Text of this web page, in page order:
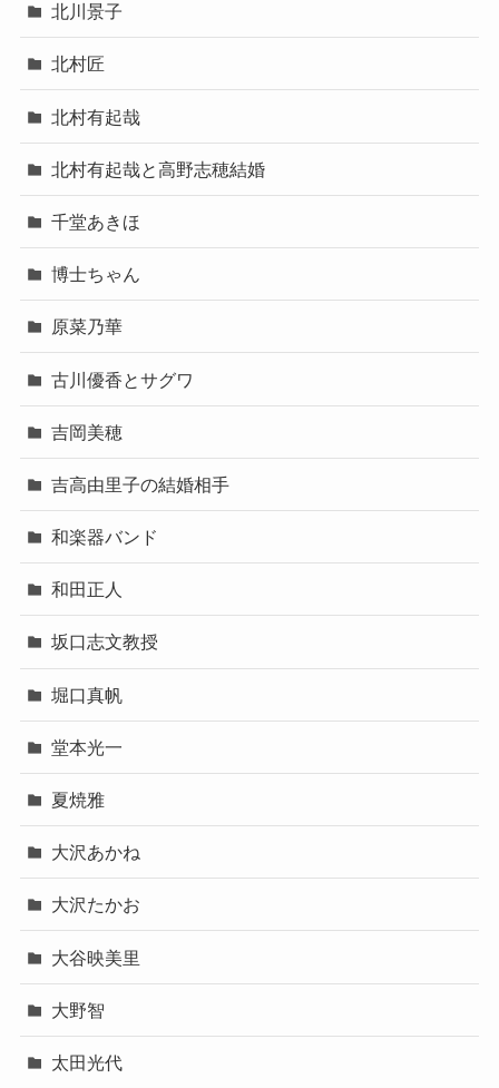
北川景子
北村匠
北村有起哉
北村有起哉と高野志穂結婚
千堂あきほ
博士ちゃん
原菜乃華
古川優香とサグワ
吉岡美穂
吉高由里子の結婚相手
和楽器バンド
和田正人
坂口志文教授
堀口真帆
堂本光一
夏焼雅
大沢あかね
大沢たかお
大谷映美里
大野智
太田光代